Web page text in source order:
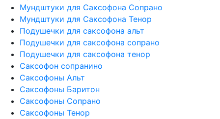
Мундштуки для Саксофона Сопрано
Мундштуки для Саксофона Тенор
Подушечки для саксофона альт
Подушечки для саксофона сопрано
Подушечки для саксофона тенор
Саксофон сопранино
Саксофоны Альт
Саксофоны Баритон
Саксофоны Сопрано
Саксофоны Тенор